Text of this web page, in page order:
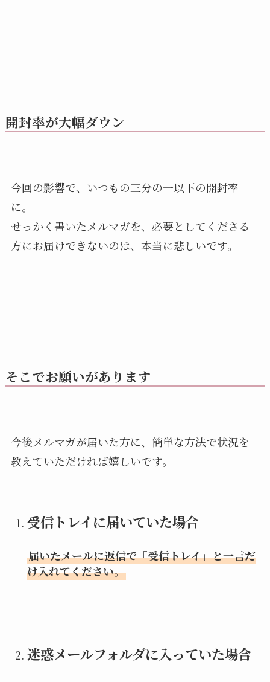
開封率が大幅ダウン
今回の影響で、いつもの三分の一以下の開封率
に。
せっかく書いたメルマガを、必要としてくださる
方にお届けできないのは、本当に悲しいです。
そこでお願いがあります
今後メルマガが届いた方に、簡単な方法で状況を
教えていただければ嬉しいです。
受信トレイに届いていた場合
届いたメールに返信で「受信トレイ」と一言だ
け入れてください。
迷惑メールフォルダに入っていた場合